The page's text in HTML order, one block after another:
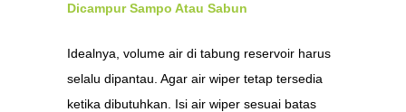
Dicampur Sampo Atau Sabun
Idealnya, volume air di tabung reservoir harus
selalu dipantau. Agar air wiper tetap tersedia
ketika dibutuhkan. Isi air wiper sesuai batas